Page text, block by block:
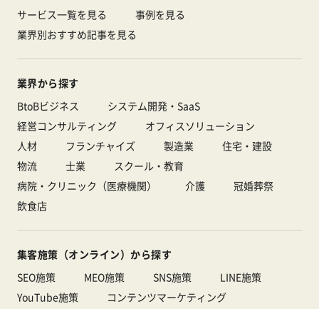
サービス一覧を見る
事例を見る
業界別おすすめ記事を見る
業界から探す
BtoBビジネス
システム開発・SaaS
経営コンサルティング
オフィスソリューション
人材
フランチャイズ 製造業
住宅・建設
物流
士業
スクール・教育
病院・クリニック（医療機関）
介護
冠婚葬祭
飲食店
集客施策（オンライン）から探す
SEO施策
MEO施策 SNS施策
LINE施策
YouTube施策
コンテンツマーケティング